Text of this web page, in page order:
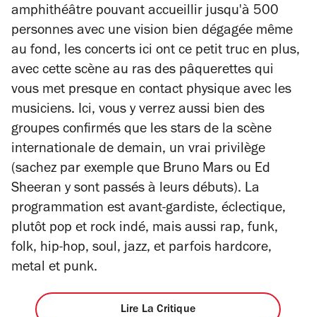
amphithéâtre pouvant accueillir jusqu'à 500
personnes avec une vision bien dégagée même
au fond, les concerts ici ont ce petit truc en plus,
avec cette scène au ras des pâquerettes qui
vous met presque en contact physique avec les
musiciens. Ici, vous y verrez aussi bien des
groupes confirmés que les stars de la scène
internationale de demain, un vrai privilège
(sachez par exemple que Bruno Mars ou Ed
Sheeran y sont passés à leurs débuts). La
programmation est avant-gardiste, éclectique,
plutôt pop et rock indé, mais aussi rap, funk,
folk, hip-hop, soul, jazz, et parfois hardcore,
metal et punk.
Lire La Critique